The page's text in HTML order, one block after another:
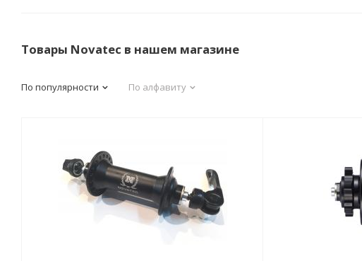
Товары Novatec в нашем магазине
По популярности По алфавиту